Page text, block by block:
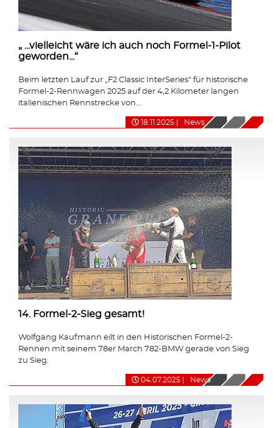
„ ...vielleicht wäre ich auch noch Formel-1-Pilot
geworden...“
Beim letzten Lauf zur „F2 Classic InterSeries“ für historische
Formel-2-Rennwagen 2025 auf der 4,2 Kilometer langen
italienischen Rennstrecke von...
18.11.2025 News
14. Formel-2-Sieg gesamt!
Wolfgang Kaufmann eilt in den Historischen Formel-2-
Rennen mit seinem 78er March 782-BMW gerade von Sieg
zu Sieg.
04.07.2025 News